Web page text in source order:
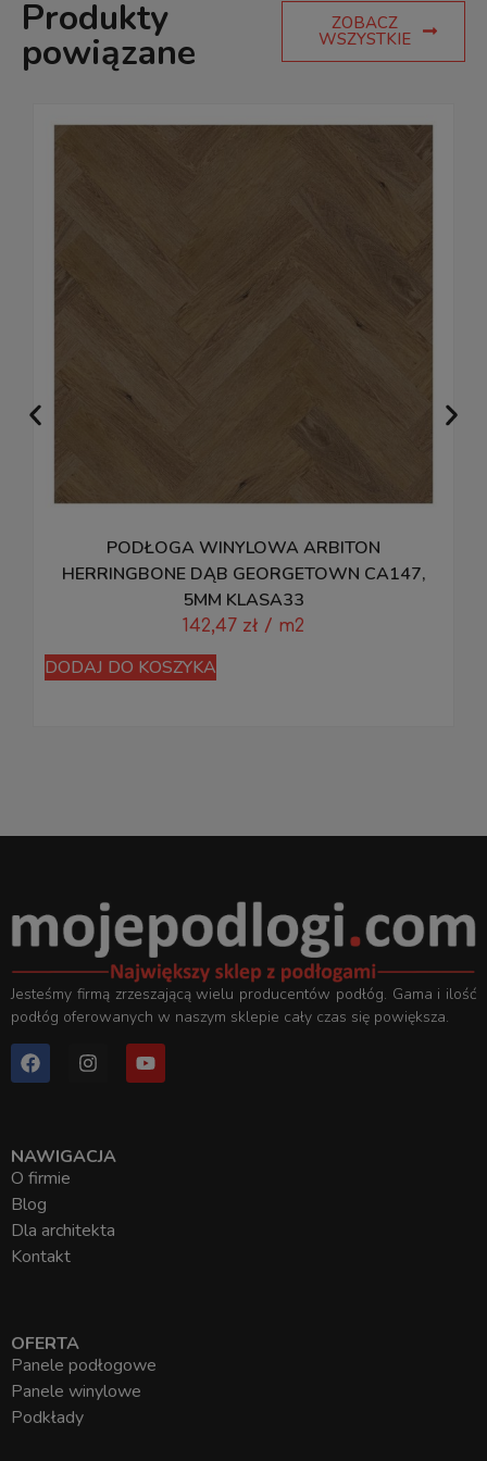
Produkty
powiązane
ZOBACZ
WSZYSTKIE
PODŁOGA WINYLOWA ARBITON
HERRINGBONE DĄB GEORGETOWN CA147,
5MM KLASA33
142,47 zł / m2
DODAJ DO KOSZYKA
Jesteśmy firmą zrzeszającą wielu producentów podłóg. Gama i ilość
podłóg oferowanych w naszym sklepie cały czas się powiększa.
NAWIGACJA
O firmie
Blog
Dla architekta
Kontakt
OFERTA
Panele podłogowe
Panele winylowe
Podkłady